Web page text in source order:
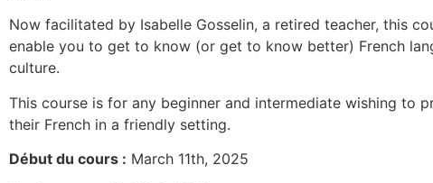
Now facilitated by Isabelle Gosselin, a retired teacher, this
enable you to get to know (or get to know better) French
culture.
This course is for any beginner and intermediate wishing to
their French in a friendly setting.
Début du cours : March 11th, 2025